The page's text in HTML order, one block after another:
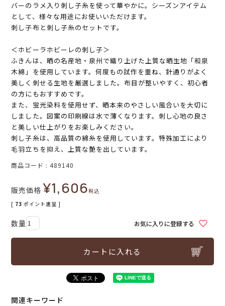
バーのラメ入り刺し子糸を使って華やかに。シーズンアイテム
として、様々な用途にお使いいただけます。
刺し子布と刺し子糸のセットです。
＜ホビーラホビーレの刺し子＞
ふきんは、晒の名産地・泉州で織り上げた上質な晒生地「和泉
木綿」を使用しています。何度もの試作を重ね、針通りがよく
美しく刺せる生地を厳選しました。布目が整いやすく、初心者
の方にもおすすめです。
また、蛍光染料を使用せず、晒本来のやさしい風合いを大切に
しました。図案の印刷線は水で薄くなります。刺し心地の良さ
と美しい仕上がりをお楽しみください。
刺し子糸は、高品質の綿糸を使用しています。特殊加工により
毛羽立ちを抑え、上質な艶を出しています。
商品コード 489140
販売価格 ¥1,606税込
[ 73 ポイント進呈 ]
お気に入りに登録する
カートに入れる
関連キーワード